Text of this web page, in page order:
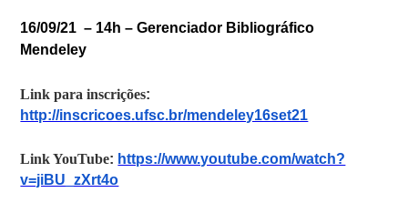
16/09/21 – 14h – Gerenciador Bibliográfico
Mendeley
Link para inscrições:
http://inscricoes.ufsc.br/mendeley16set21
Link YouTube: https://www.youtube.com/watch?
v=jiBU_zXrt4o